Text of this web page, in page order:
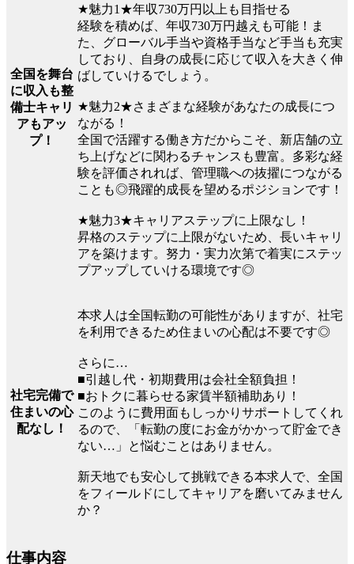
全国を舞台
に収入も整
備士キャリ
アもアッ
プ！
★魅力1★年収730万円以上も目指せる
経験を積めば、年収730万円越えも可能！ま
た、グローバル手当や資格手当など手当も充実
しており、自身の成長に応じて収入を大きく伸
ばしていけるでしょう。
★魅力2★さまざまな経験があなたの成長につ
ながる！
全国で活躍する働き方だからこそ、新店舗の立
ち上げなどに関わるチャンスも豊富。多彩な経
験を評価されれば、管理職への抜擢につながる
ことも◎飛躍的成長を望めるポジションです！
★魅力3★キャリアステップに上限なし！
昇格のステップに上限がないため、長いキャリ
アを築けます。努力・実力次第で着実にステッ
プアップしていける環境です◎
社宅完備で
住まいの心
配なし！
本求人は全国転勤の可能性がありますが、社宅
を利用できるため住まいの心配は不要です◎
さらに…
■引越し代・初期費用は会社全額負担！
■おトクに暮らせる家賃半額補助あり！
このように費用面もしっかりサポートしてくれ
るので、「転勤の度にお金がかかって貯金でき
ない…」と悩むことはありません。
新天地でも安心して挑戦できる本求人で、全国
をフィールドにしてキャリアを磨いてみません
か？
仕事内容